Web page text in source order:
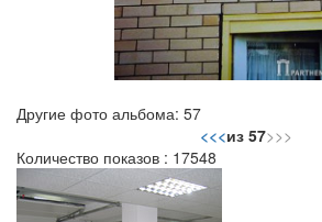
Другие фото альбома: 57
<<<из 57>>>
Количество показов : 17548